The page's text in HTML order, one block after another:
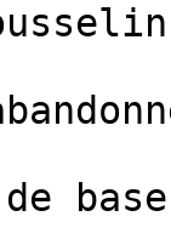
base